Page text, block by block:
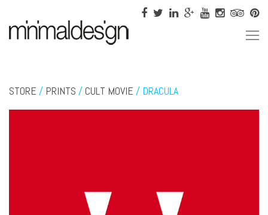
STORE / PRINTS / CULT MOVIE / DRACULA